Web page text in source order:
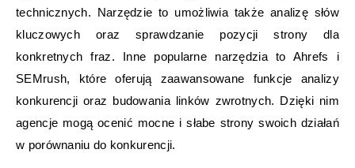
technicznych. Narzędzie to umożliwia także analizę słów
kluczowych oraz sprawdzanie pozycji strony dla
konkretnych fraz. Inne popularne narzędzia to Ahrefs i
SEMrush, które oferują zaawansowane funkcje analizy
konkurencji oraz budowania linków zwrotnych. Dzięki nim
agencje mogą ocenić mocne i słabe strony swoich działań
w porównaniu do konkurencji.